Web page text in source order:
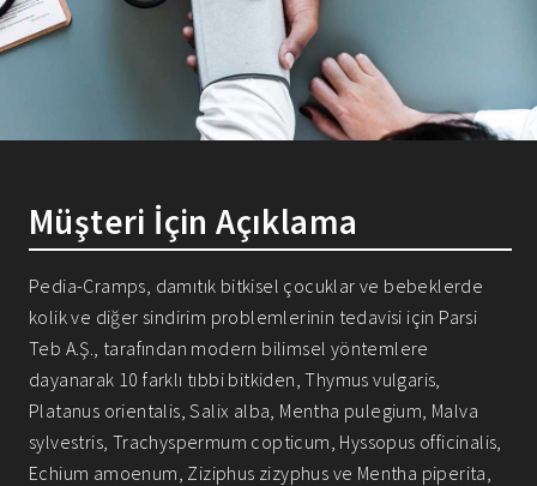
Müşteri İçin Açıklama
Pedia-Cramps, damıtık bitkisel çocuklar ve bebeklerde
kolik ve diğer sindirim problemlerinin tedavisi için Parsi
Teb A.Ş., tarafından modern bilimsel yöntemlere
dayanarak 10 farklı tıbbi bitkiden, Thymus vulgaris,
Platanus orientalis, Salix alba, Mentha pulegium, Malva
sylvestris, Trachyspermum copticum, Hyssopus officinalis,
Echium amoenum, Ziziphus zizyphus ve Mentha piperita,